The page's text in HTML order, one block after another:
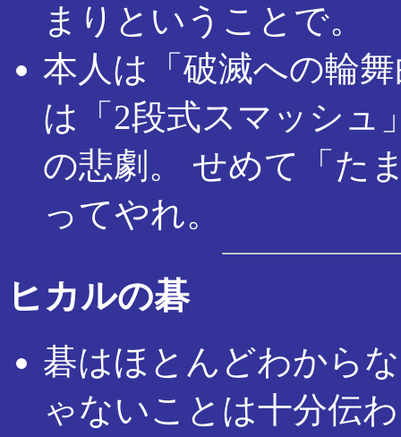
まりということで。
本人は「破滅への輪
は「2段式スマッシュ
の悲劇。 せめて「た
ってやれ。
ヒカルの碁
碁はほとんどわから
ゃないことは十分伝